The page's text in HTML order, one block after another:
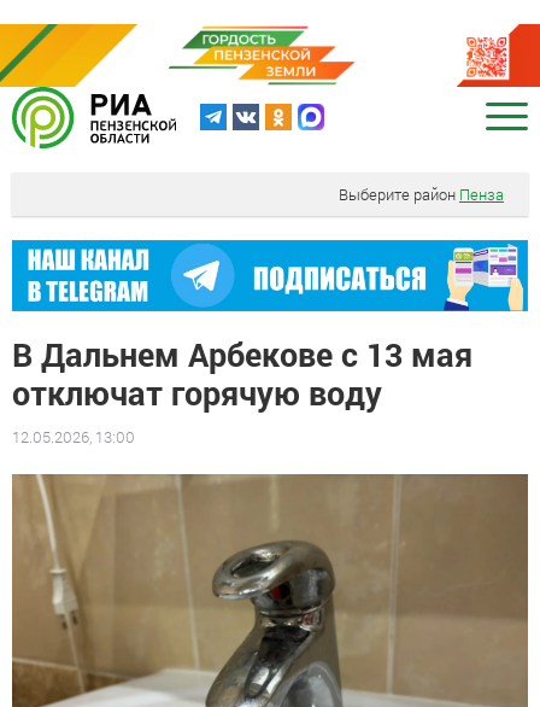
Выберите район Пенза
В Дальнем Арбекове с 13 мая
отключат горячую воду
12.05.2026, 13:00